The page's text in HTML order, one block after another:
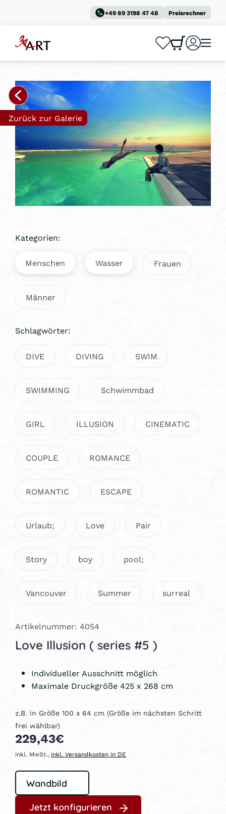
+49 89 3198 47 48 Preisrechner
0
Zurück zur Galerie
Kategorien:
Menschen Wasser Frauen
Männer
Schlagwörter:
DIVE DIVING SWIM
SWIMMING Schwimmbad
GIRL ILLUSION CINEMATIC
COUPLE ROMANCE
ROMANTIC ESCAPE
Urlaub; Love Pair
Story boy pool;
Vancouver Summer surreal
Artikelnummer: 4054
Love Illusion ( series #5 )
Individueller Ausschnitt möglich
Maximale Druckgröße 425 x 268 cm
z.B. in Größe 100 x 64 cm (Größe im nächsten Schritt
frei wählbar)
229,43€
inkl. MwSt., inkl. Versandkosten in DE
Jetzt konfigurieren